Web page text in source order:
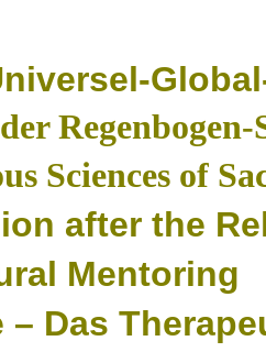
Regenbogen-
Sciences of
after the
Mentoring
– Das